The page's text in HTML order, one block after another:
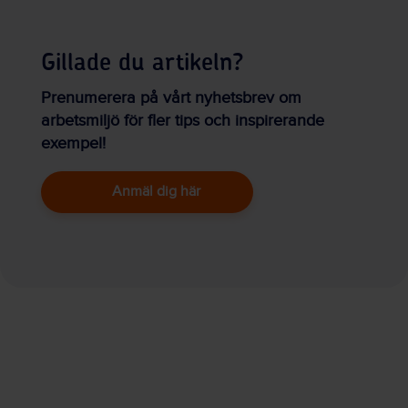
Gillade du artikeln?
Prenumerera på vårt nyhetsbrev om
arbetsmiljö för fler tips och inspirerande
exempel!
Anmäl dig här